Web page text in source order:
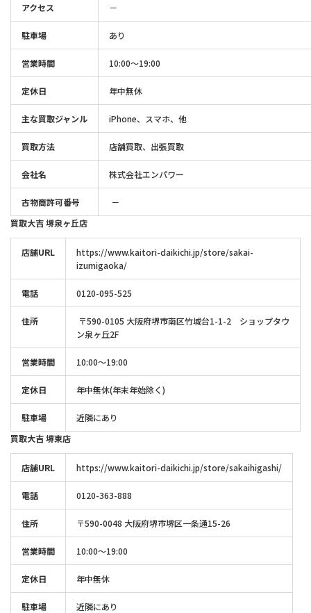
アクセス －
駐車場 あり
営業時間 10:00～19:00
定休日 年中無休
主な買取ジャンル iPhone、スマホ、他
買取方法 店舗買取、出張買取
会社名 株式会社エンパワー
古物商許可番号
－
買取大吉 堺泉ヶ丘店
店舗URL
https://www.kaitori-daikichi.jp/store/sakai-
izumigaoka/
電話 0120-095-525
住所
〒590-0105 大阪府堺市南区竹城台1-1-2 ショップタウ
ン泉ヶ丘2F
営業時間 10:00～19:00
定休日 年中無休(年末年始除く)
駐車場
近隣にあり
買取大吉 堺東店
店舗URL https://www.kaitori-daikichi.jp/store/sakaihigashi/
電話 0120-363-888
住所 〒590-0048 大阪府堺市堺区一条通15-26
営業時間 10:00～19:00
定休日 年中無休
駐車場
近隣にあり